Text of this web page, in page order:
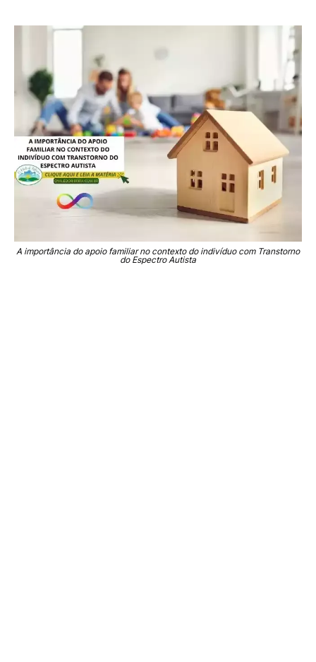
A importância do apoio familiar no contexto do indivíduo com Transtorno
do Espectro Autista